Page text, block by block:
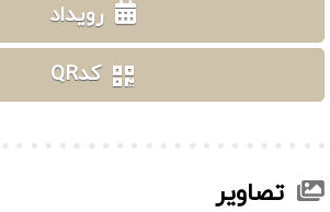
رویداد
کدQR
تصاویر